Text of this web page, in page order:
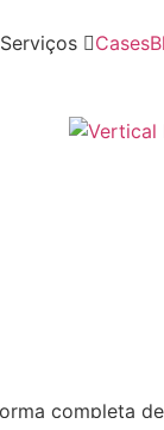
Serviços Cases
completa